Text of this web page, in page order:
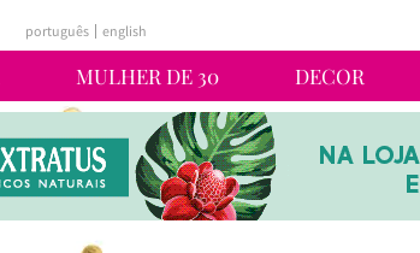
MULHER DE 30 DECOR
português english